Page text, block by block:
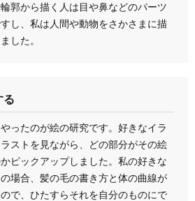
郭から描く人は目や鼻などのパーツ
し、私は人間や動物をさかさまに描
した。
る
ったのが絵の研究です。好きなイラ
ストを見ながら、どの部分がその絵
ピックアップしました。私の好きな
場合、髪の毛の書き方と体の曲線が
で、ひたすらそれを自分のものにで